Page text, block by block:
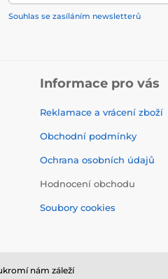
Souhlas se zasíláním newsletterů
Informace pro vás
Reklamace a vrácení zboží
Obchodní podmínky
Ochrana osobních údajů
Hodnocení obchodu
Soubory cookies
nám záleží